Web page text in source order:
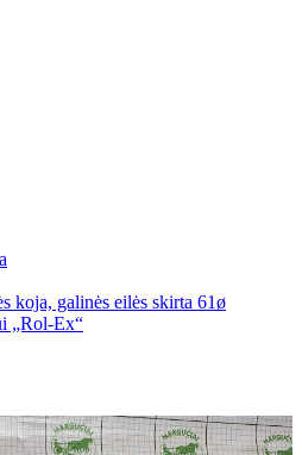
koja, galinės eilės skirta 61ø
„Rol-Ex“